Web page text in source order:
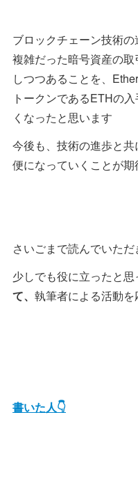
ブロックチェーン技術
複雑だった暗号資産の
しつつあることを、
トークンであるETHの
くなったと思います
今後も、技術の進歩と
便になっていくことが期
さいごまで読んでいた
少しでも役に立ったと
て、 執筆者による活動
書いた人👇